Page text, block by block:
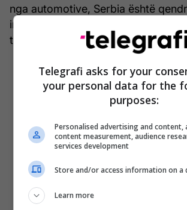
nga automotive, Serbia është
industriale, ndërsa Bosnja ruan
tradicionale prodhuese.
Telegrafi asks for your
your personal data for the
purposes:
Personalised advertising and content,
content measurement, audience
services development
Store and/or access information on a
Learn more